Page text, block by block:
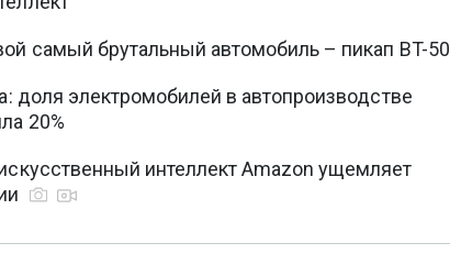
самый брутальный автомобиль – пикап BT-50
доля электромобилей в автопроизводстве
20%
интеллект Amazon ущемляет